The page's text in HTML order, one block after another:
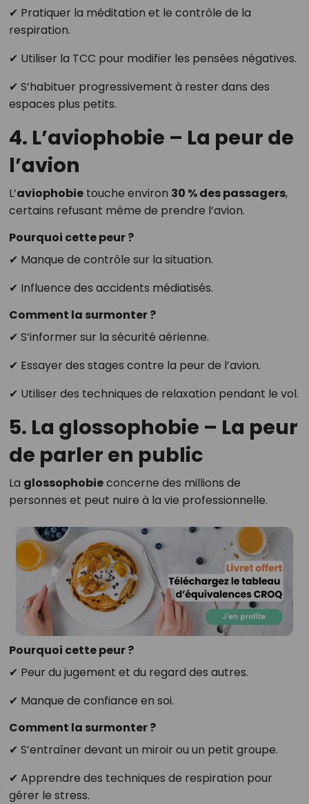
✔ Pratiquer la méditation et le contrôle de la
respiration.
✔ Utiliser la TCC pour modifier les pensées négatives.
✔ S’habituer progressivement à rester dans des
espaces plus petits.
4. L’aviophobie – La peur de
l’avion
L’aviophobietouche environ 30 % des passagers,
certains refusant même de prendre l’avion.
Pourquoi cette peur ?
✔ Manque de contrôle sur la situation.
✔ Influence des accidents médiatisés.
Comment la surmonter ?
✔ S’informer sur la sécurité aérienne.
✔ Essayer des stages contre la peur de l’avion.
✔ Utiliser des techniques de relaxation pendant le vol.
5. La glossophobie – La peur
de parler en public
La glossophobieconcerne des millions de
personnes et peut nuire à la vie professionnelle.
Pourquoi cette peur ?
✔ Peur du jugement et du regard des autres.
✔ Manque de confiance en soi.
Comment la surmonter ?
✔ S’entraîner devant un miroir ou un petit groupe.
✔ Apprendre des techniques de respiration pour
gérer le stress.